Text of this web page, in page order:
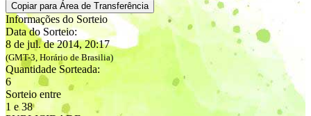
Copiar para Área de Transferência
Informações do Sorteio
Data do Sorteio:
8 de jul. de 2014, 20:17
(GMT-3, Horário de Brasilia)
Quantidade Sorteada:
6
Sorteio entre
1 e 38